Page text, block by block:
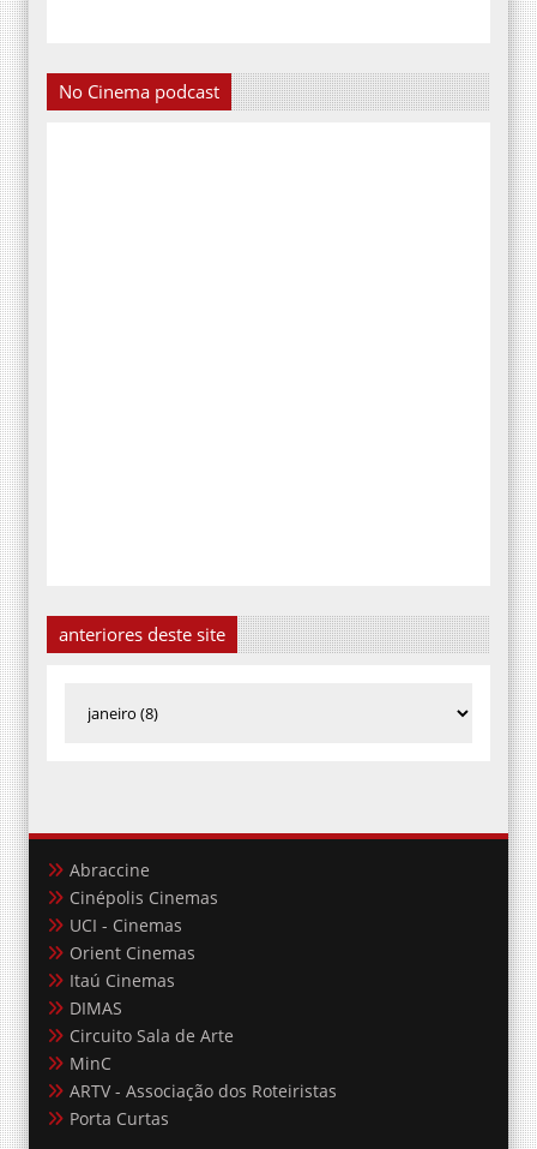
No Cinema podcast
anteriores deste site
Abraccine
Cinépolis Cinemas
UCI - Cinemas
Orient Cinemas
Itaú Cinemas
DIMAS
Circuito Sala de Arte
MinC
ARTV - Associação dos Roteiristas
Porta Curtas